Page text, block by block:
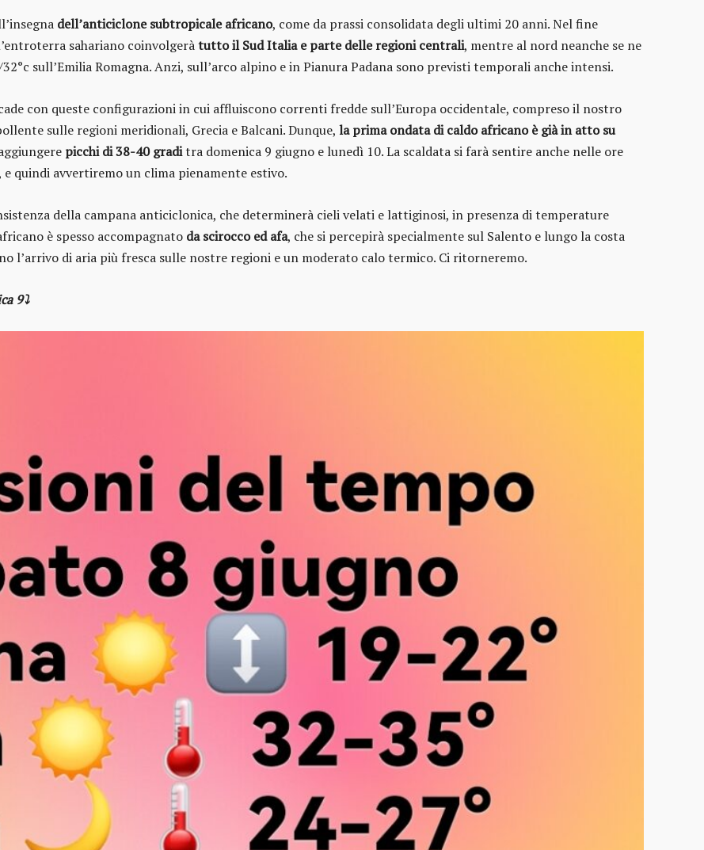
dell’anticiclone subtropicale africano, come da prassi consolidata degli ultimi 20 anni. Nel fine
sahariano coinvolgeràtutto il Sud Italia e parte delle regioni centrali, mentre al nord neanche se ne
sull’Emilia Romagna. Anzi, sull’arco alpino e in Pianura Padana sono previsti temporali anche intensi.
con queste configurazioni in cui affluiscono correnti fredde sull’Europa occidentale, compreso il nostro
sulle regioni meridionali, Grecia e Balcani. Dunque, la prima ondata di caldo africano è già in atto su
picchi di 38-40 graditra domenica 9 giugno e lunedì 10. La scaldata si farà sentire anche nelle ore
quindi avvertiremo un clima pienamente estivo.
della campana anticiclonica, che determinerà cieli velati e lattiginosi, in presenza di temperature
è spesso accompagnato da scirocco ed afa, che si percepirà specialmente sul Salento e lungo la costa
l’arrivo di aria più fresca sulle nostre regioni e un moderato calo termico. Ci ritorneremo.
9⤵️